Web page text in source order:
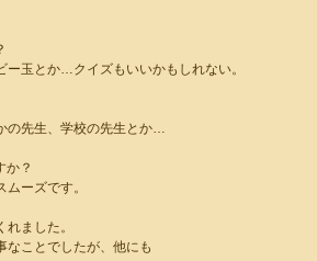
ー玉とか…クイズもいいかもしれない。
の先生、学校の先生とか…
か？
ーズです。
ました。
なことでしたが、他にも